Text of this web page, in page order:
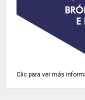
Clic para ver más